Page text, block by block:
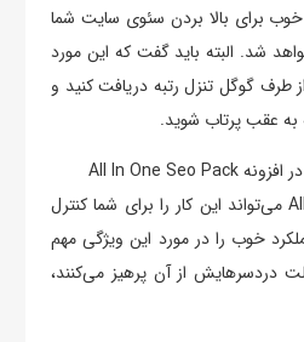
برای بالا بردن سئوی سایت شما
شد. البته باید گفت که این مورد
طرف گوگل تنزل رتبه دریافت کنید و
عقب پرتاب شوید.
افزونه All In One Seo Pack می‌تواند این کار را برای شما کنترل
خوب را در مورد این ویژگی مهم
دردسرهایش از آن پرهیز می‌کنند،